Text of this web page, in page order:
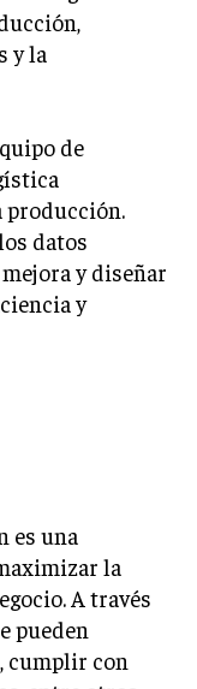
en el mundo de los
Mi pluma busca
detalle. Soy un
que en una gran
los buscadores,
y la
de
producción.
datos
y diseñar
y
es una
la
A través
pueden
cumplir con